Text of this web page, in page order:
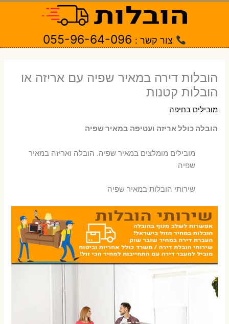
צור קשר : 055-96-64-096
הובלות דירה במאיר שפיה עם אריזה או
הובלות קטנות
מובילים בחיפה
הובלה כולל אריזה ועטיפה במאיר שפיה
‫מובילים מומלצים במאיר שפיה. הובלה ואריזה במאיר
שפיה
שירותי הובלות במאיר שפיה